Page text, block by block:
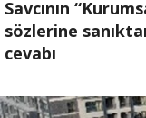
Savcının
sözlerine
cevabı